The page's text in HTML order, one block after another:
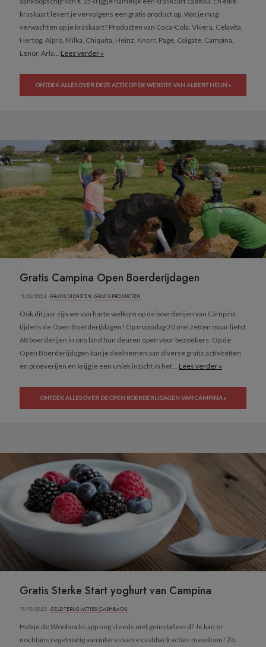
kraskaart levert je vervolgens een gratis product op. Wat je mag
verwachten op je kraskaart? Producten van Coca-Cola, Vivera, Celavita,
Hertog, Alpro, Milka, Chiquita, Heinz, Knorr, Page, Colgate, Campina,
Lenor, Arla... Lees verder »
ONTDEK ALLES OVER DEZE ACTIE OP DE WEBSITE VAN ALBERT HEIJN »
Gratis Campina Open Boerderijdagen
11/05/2024 ·GRATIS DIENSTEN, GRATIS PRODUCTEN
Ook dit jaar zijn we van harte welkom op de boerderijen van Campina
tijdens de Open Boerderijdagen! Op maandag 20 mei zetten maar liefst
68 boerderijen in ons land hun deuren open voor bezoekers. Op de
Open Boerderijdagen kan je deelnemen aan diverse gratis activiteiten
en proeverijen en krijg je een uniek inzicht in het... Lees verder »
ONTDEK ALLES OVER DE OPEN BOERDERIJDAGEN VAN CAMPINA »
Gratis Sterke Start yoghurt van Campina
13/10/2023 ·GELD TERUG ACTIES (CASHBACK)
Heb je de Woolsocks app nog steeds niet geïnstalleerd? Je kan er
nochtans regelmatig aan interessante cashback acties meedoen! Zo